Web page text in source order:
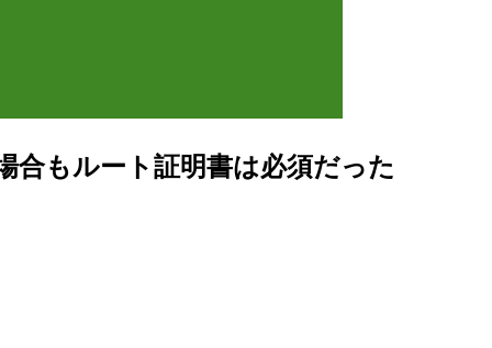
合もルート証明書は必須だった